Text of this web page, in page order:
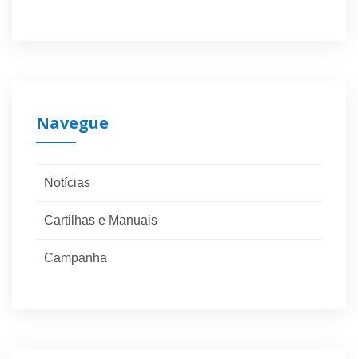
Navegue
Notícias
Cartilhas e Manuais
Campanha